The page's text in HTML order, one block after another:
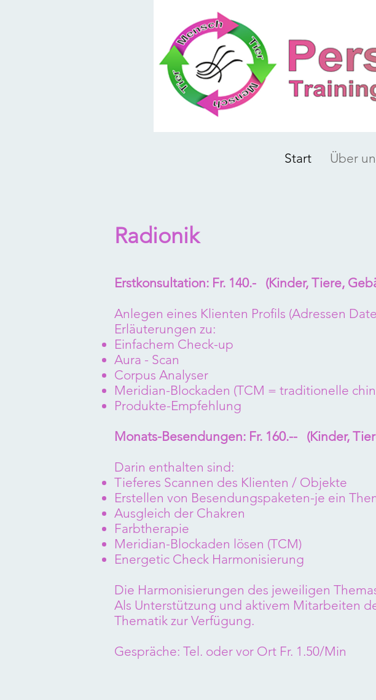
Start Über
Radionik
Erstkonsultation: Fr. 140.- (Kinder, Tiere,
Anlegen eines Klienten Profils (Adressen
Erläuterungen zu:
Einfachem Check-up
Aura - Scan
Corpus Analyser
Meridian-Blockaden (TCM = traditionelle
Produkte-Empfehlung
Monats-Besendungen: Fr. 160.-- (Kinder,
Darin enthalten sind:
Tieferes Scannen des Klienten / Objekte
Erstellen von Besendungspaketen-je ein
Ausgleich der Chakren
Farbtherapie
Meridian-Blockaden lösen (TCM)
Energetic Check Harmonisierung
Die Harmonisierungen des jeweiligen
Als Unterstützung und aktivem Mitarbeiten
Thematik zur Verfügung.
Gespräche: Tel. oder vor Ort Fr. 1.50/Min